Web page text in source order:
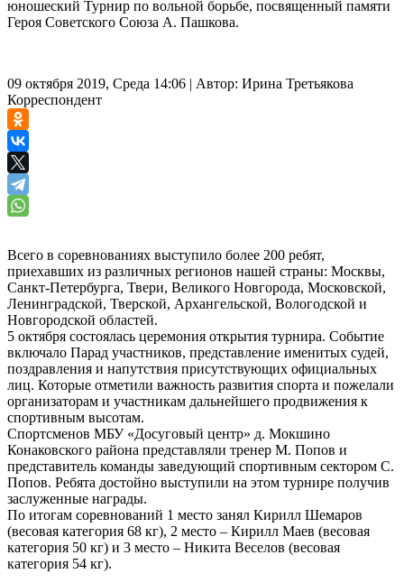
юношеский Турнир по вольной борьбе, посвященный памяти
Героя Советского Союза А. Пашкова.
09 октября 2019, Среда 14:06 | Автор: Ирина Третьякова
Корреспондент
Всего в соревнованиях выступило более 200 ребят,
приехавших из различных регионов нашей страны: Москвы,
Санкт-Петербурга, Твери, Великого Новгорода, Московской,
Ленинградской, Тверской, Архангельской, Вологодской и
Новгородской областей.
5 октября состоялась церемония открытия турнира. Событие
включало Парад участников, представление именитых судей,
поздравления и напутствия присутствующих официальных
лиц. Которые отметили важность развития спорта и пожелали
организаторам и участникам дальнейшего продвижения к
спортивным высотам.
Спортсменов МБУ «Досуговый центр» д. Мокшино
Конаковского района представляли тренер М. Попов и
представитель команды заведующий спортивным сектором С.
Попов. Ребята достойно выступили на этом турнире получив
заслуженные награды.
По итогам соревнований 1 место занял Кирилл Шемаров
(весовая категория 68 кг), 2 место – Кирилл Маев (весовая
категория 50 кг) и 3 место – Никита Веселов (весовая
категория 54 кг).